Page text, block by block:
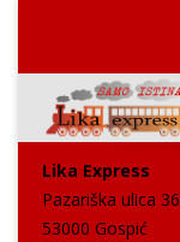
Lika Express
Pazariška ulica 36
53000 Gospić